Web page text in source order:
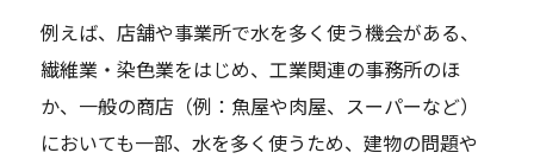
例えば、店舗や事業所で水を多く使う機会がある、
繊維業・染色業をはじめ、工業関連の事務所のほ
か、一般の商店（例：魚屋や肉屋、スーパーなど）
においても一部、水を多く使うため、建物の問題や